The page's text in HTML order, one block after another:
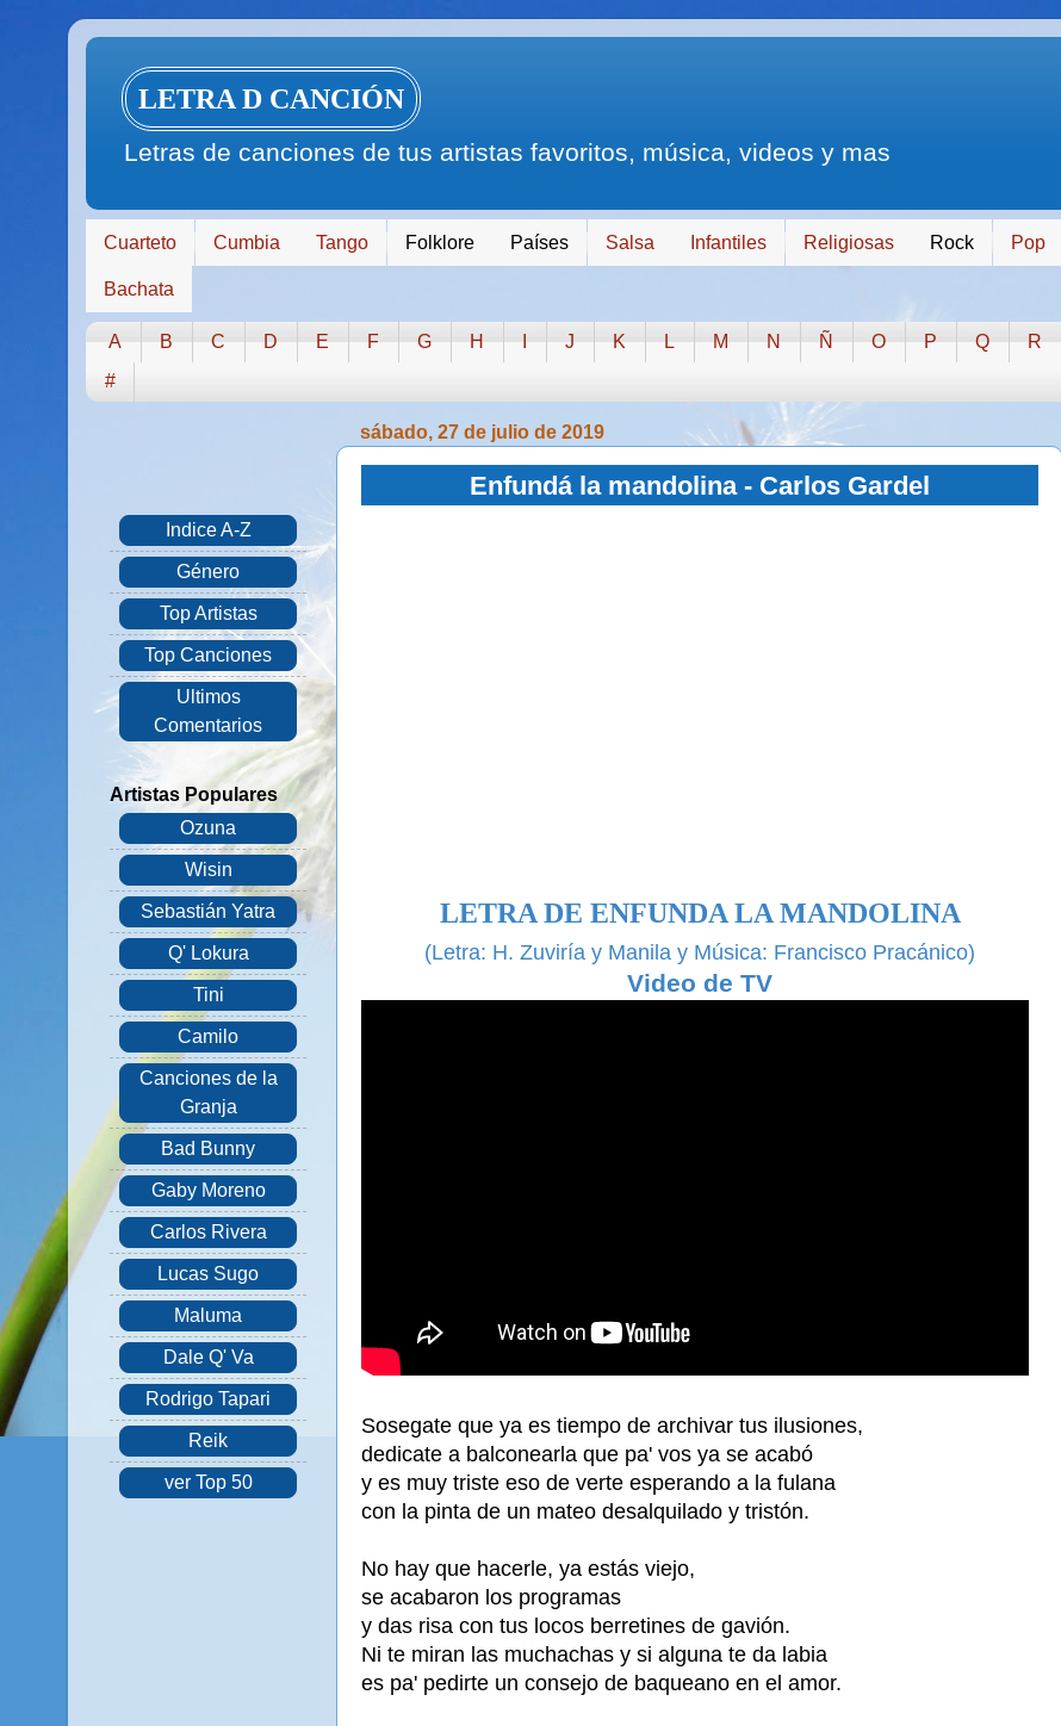
LETRA D CANCIÓN
Letras de canciones de tus artistas favoritos, música, videos y mas
Cuarteto Cumbia Tango Folklore Países Salsa Infantiles Religiosas Rock Pop
Bachata
A B C D E F G H J K L M N Ñ O P Q R
#
sábado, 27 de julio de 2019
Enfundá la mandolina - Carlos Gardel
LETRA DE ENFUNDA LA MANDOLINA
(Letra: H. Zuviría y Manila y Música: Francisco Pracánico)
Video de TV
Sosegate que ya es tiempo de archivar tus ilusiones,
dedicate a balconearla que pa' vos ya se acabó
y es muy triste eso de verte esperando a la fulana
con la pinta de un mateo desalquilado y tristón.
No hay que hacerle, ya estás viejo,
se acabaron los programas
y das risa con tus locos berretines de gavión.
Ni te miran las muchachas y si alguna te da labia
es pa' pedirte un consejo de baqueano en el amor.
Indice A-Z
Género
Top Artistas
Top Canciones
Ultimos
Comentarios
Artistas Populares
Ozuna
Wisin
Sebastián Yatra
Q' Lokura
Tini
Camilo
Canciones de la
Granja
Bad Bunny
Gaby Moreno
Carlos Rivera
Lucas Sugo
Maluma
Dale Q' Va
Rodrigo Tapari
Reik
ver Top 50